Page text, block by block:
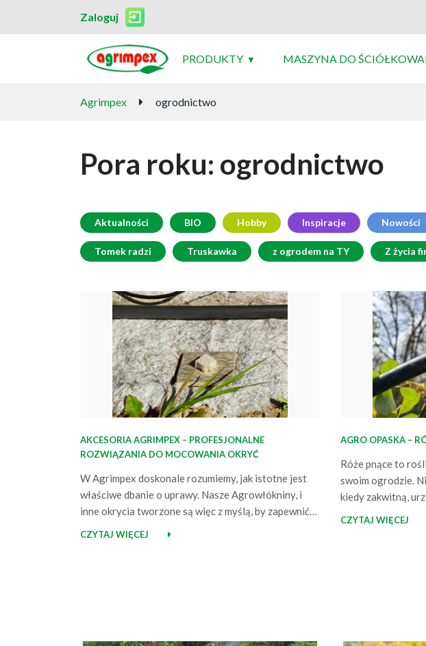
Zaloguj
PRODUKTY MASZYNA DO
Agrimpex ogrodnictwo
Pora roku: ogrodnictwo
Aktualności BIO Hobby Inspiracje Nowości
Tomek radzi Truskawka z ogrodem na TY Z życia
AKCESORIA AGRIMPEX – PROFESJONALNE
ROZWIĄZANIA DO MOCOWANIA OKRYĆ
W Agrimpex doskonale rozumiemy, jak istotne jest
właściwe dbanie o uprawy. Nasze Agrowłókniny, i
inne okrycia tworzone są więc z myślą, by zapewnić
obfitszy wzrost roślin. Aby zapewnić optymalne
CZYTAJ WIĘCEJ
AGRO OPASKA –
Róże pnące to
swoim ogrodzie.
kiedy zakwitną,
ozdobę. Pomimo
CZYTAJ WIĘCEJ